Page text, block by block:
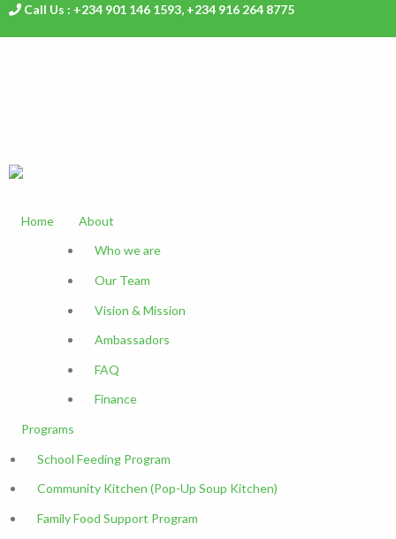
Call Us : +234 901 146 1593, +234 916 264 8775
Home
About
Who we are
Our Team
Vision & Mission
Ambassadors
FAQ
Finance
Programs
School Feeding Program
Community Kitchen (Pop-Up Soup Kitchen)
Family Food Support Program